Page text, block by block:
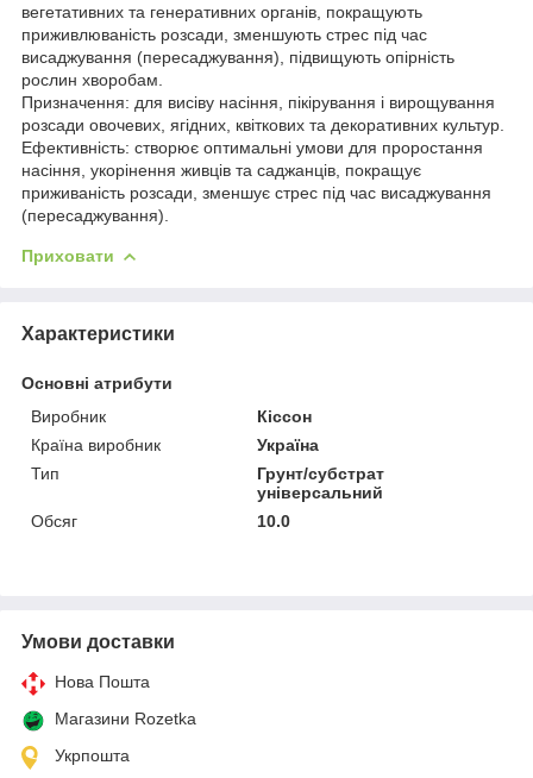
вегетативних та генеративних органів, покращують
приживлюваність розсади, зменшують стрес під час
висаджування (пересаджування), підвищують опірність
рослин хворобам.
Призначення: для висіву насіння, пікірування і вирощування
розсади овочевих, ягідних, квіткових та декоративних культур.
Ефективність: створює оптимальні умови для проростання
насіння, укорінення живців та саджанців, покращує
приживаність розсади, зменшує стрес під час висаджування
(пересаджування).
Приховати
Характеристики
Основні атрибути
Виробник
Кіссон
Країна виробник
Україна
Тип
Грунт/субстрат
універсальний
Обсяг
10.0
Умови доставки
Нова Пошта
Магазини Rozetka
Укрпошта